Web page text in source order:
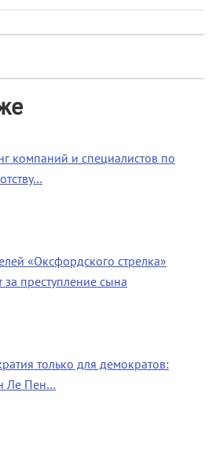
компаний и специалистов по
«Оксфордского стрелка»
за преступление сына
только для демократов:
Ле Пен…